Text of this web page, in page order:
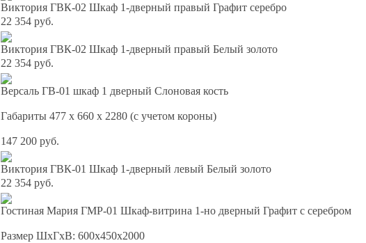
Виктория ГВК-02 Шкаф 1-дверный правый Графит серебро
22 354 руб.
Виктория ГВК-02 Шкаф 1-дверный правый Белый золото
22 354 руб.
Версаль ГВ-01 шкаф 1 дверный Слоновая кость
Габариты 477 x 660 х 2280 (с учетом короны)
147 200 руб.
Виктория ГВК-01 Шкаф 1-дверный левый Белый золото
22 354 руб.
Гостиная Мария ГМР-01 Шкаф-витрина 1-но дверный Графит с серебром
Размер ШхГхВ: 600х450х2000